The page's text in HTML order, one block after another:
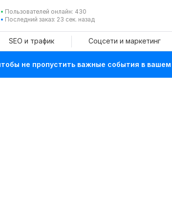
Пользователей онлайн: 430
Последний заказ: 23 сек. назад
SEO и трафик Соцсети и маркетинг
не пропустить важные события в вашем